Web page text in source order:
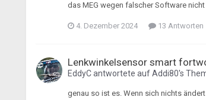
das MEG wegen falscher Software
4. Dezember 2024 13 Antworten
Lenkwinkelsensor smart
EddyCantwortete aufAddi80's
genau so ist es. Wenn sich nichts